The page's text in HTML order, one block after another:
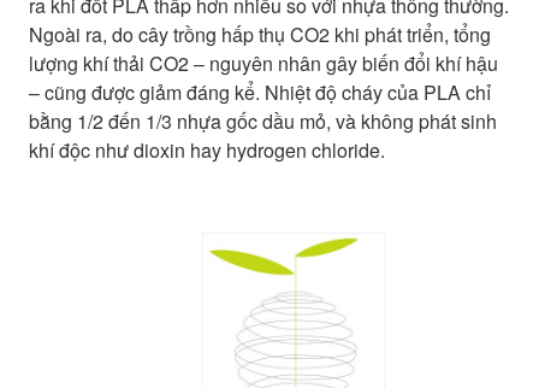
ra khi đốt PLA thấp hơn nhiều so với nhựa thông thường.
Ngoài ra, do cây trồng hấp thụ CO2 khi phát triển, tổng
lượng khí thải CO2 – nguyên nhân gây biến đổi khí hậu
– cũng được giảm đáng kể. Nhiệt độ cháy của PLA chỉ
bằng 1/2 đến 1/3 nhựa gốc dầu mỏ, và không phát sinh
khí độc như dioxin hay hydrogen chloride.